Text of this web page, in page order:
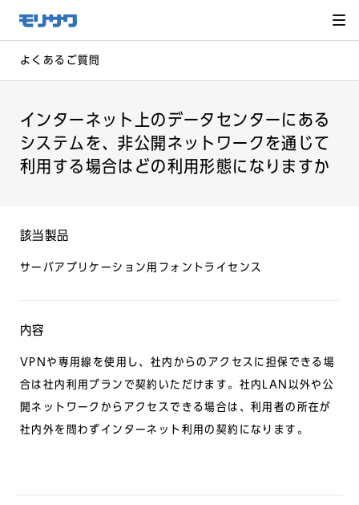
メ
ニュー
飛ばし
へ移動
よくあるご質問
インターネット上のデータセンターにある
システムを、非公開ネットワークを通じて
利用する場合はどの利用形態になりますか
該当製品
サーバアプリケーション用フォントライセンス
内容
VPNや専用線を使用し、社内からのアクセスに担保できる場
合は社内利用プランで契約いただけます。社内LAN以外や公
開ネットワークからアクセスできる場合は、利用者の所在が
社内外を問わずインターネット利用の契約になります。